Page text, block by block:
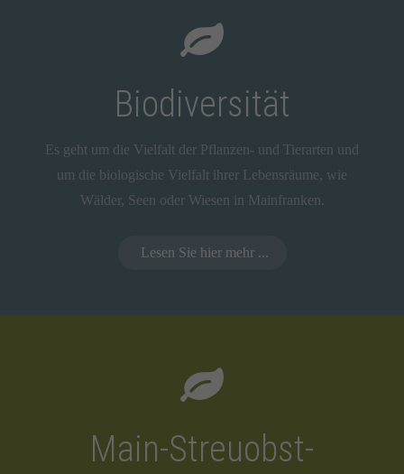
Biodiversität
Es geht um die Vielfalt der Pflanzen- und Tierarten und
um die biologische Vielfalt ihrer Lebensräume, wie
Wälder, Seen oder Wiesen in Mainfranken.
Lesen Sie hier mehr ...
Main-Streuobst-